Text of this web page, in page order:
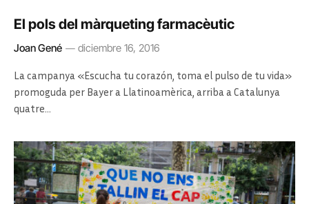
El pols del màrqueting farmacèutic
Joan Gené diciembre 16, 2016
La campanya «Escucha tu corazón, toma el pulso de tu vida»
promoguda per Bayer a Llatinoamèrica, arriba a Catalunya
quatre…